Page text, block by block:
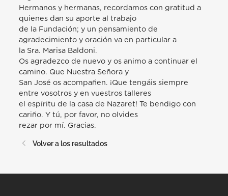
Hermanos y hermanas, recordamos con gratitud a
quienes dan su aporte al trabajo
de la Fundación; y un pensamiento de
agradecimiento y oración va en particular a
la Sra. Marisa Baldoni.
Os agradezco de nuevo y os animo a continuar el
camino. Que Nuestra Señora y
San José os acompañen. ¡Que tengáis siempre
entre vosotros y en vuestros talleres
el espíritu de la casa de Nazaret! Te bendigo con
cariño. Y tú, por favor, no olvides
rezar por mí. Gracias.
Volver a los resultados